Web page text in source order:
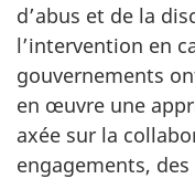
d’abus et de la
l’intervention en
gouvernements
en œuvre une
axée sur la
engagements,